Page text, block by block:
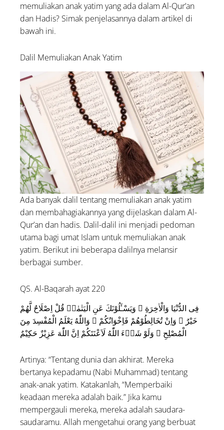
memuliakan anak yatim yang ada dalam Al-Qur’an
dan Hadis? Simak penjelasannya dalam artikel di
bawah ini.
Dalil Memuliakan Anak Yatim
Ada banyak dalil tentang memuliakan anak yatim
dan membahagiakannya yang dijelaskan dalam Al-
Qur’an dan hadis. Dalil-dalil ini menjadi pedoman
utama bagi umat Islam untuk memuliakan anak
yatim. Berikut ini beberapa dalilnya melansir
berbagai sumber.
QS. Al-Baqarah ayat 220
فِى الدُّنْيَا وَالْاٰخِرَةِ ۗ وَيَسْـَٔلُوْنَكَ عَنِ الْيَتٰمٰىۗ قُلْ اِصْلَاحٌ لَّهُمْ
خَيْرٌ ۗ وَاِنْ تُخَالِطُوْهُمْ فَاِخْوَانُكُمْ ۗ وَاللّٰهُ يَعْلَمُ الْمُفْسِدَ مِنَ
الْمُصْلِحِ ۗ وَلَوْ شَاۤءَ اللّٰهُ لَاَعْنَتَكُمْ اِنَّ اللّٰهَ عَزِيْزٌ حَكِيْمٌ
Artinya: “Tentang dunia dan akhirat. Mereka
bertanya kepadamu (Nabi Muhammad) tentang
anak-anak yatim. Katakanlah, “Memperbaiki
keadaan mereka adalah baik.” Jika kamu
mempergauli mereka, mereka adalah saudara-
saudaramu. Allah mengetahui orang yang berbuat